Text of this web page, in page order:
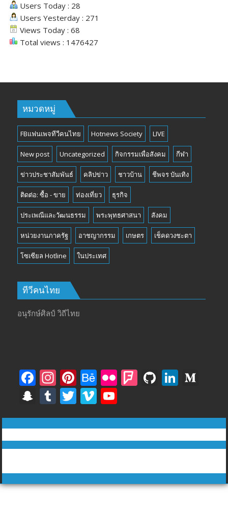
Users Today : 28
Users Yesterday : 271
Views Today : 68
Total views : 1476427
หมวดหมู่
FBแฟนเพจทีวีคนไทย Hotnews Society LIVE
New post Uncategorized กิจกรรมเพื่อสังคม กีฬา
ข่าวประชาสัมพันธ์ คลิปข่าว ชาวบ้าน ชีพจร บันเทิง
ติดต่อ: ซื้อ - ขาย ท่องเที่ยว ธุรกิจ
ประเพณีและวัฒนธรรม พระพุทธศาสนา สังคม
หน่วยงานภาครัฐ อาชญากรรม เกษตร เช็คดวงชะตา
โซเซียล Hotline ในประเทศ
ทีวีคนไทย
อนุรักษ์ศิลป์ วิถีไทย
F
ac
e
b
o
k
In
st
a
gr
a
Pi
nt
er
e
st
B
e
h
a
n
e
Fli F
rs
q
ar
e
Gi
u
b
Li
e
dI
u
m
S
n
a
p
h
at
T
u
m
bl
T
w
itt
er
Vi
m
e
o
o
u
T
b
e